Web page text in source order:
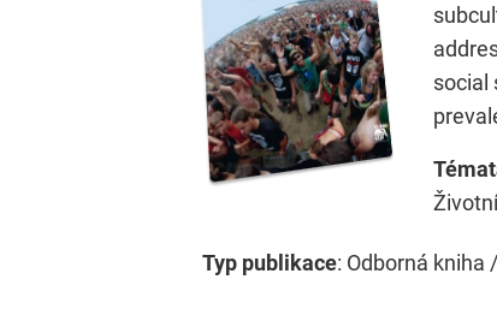
social
Typ publikace: Odborná kniha